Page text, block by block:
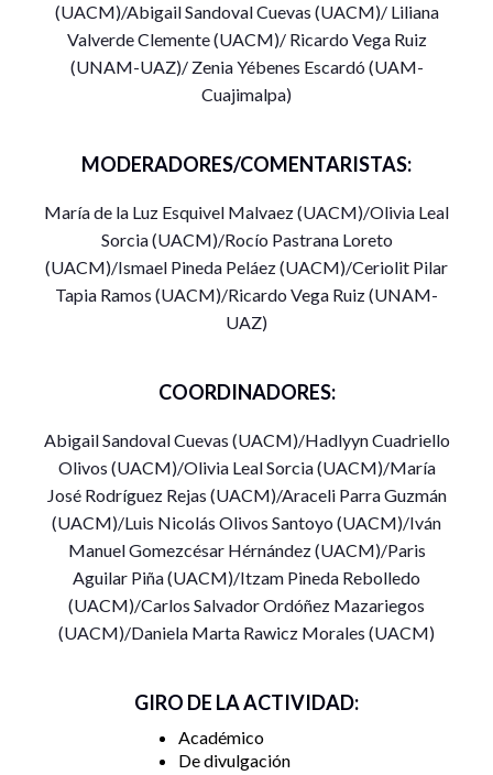
Moderadora:Ceriolit Pilar Tapia (UACM)
Relatora:María de la Luz Esquivel (UACM)
Segundo Conversatorio
En torno a la obraCaminos hacia la Socioantropología
Objetivo: Discutir los textos que integran el libro
(actualmente en proceso de dictaminación)Caminos hacia
, producto de discusiones colectivas y
Seminario Permanente de Socioantropología.
Cruce disciplinar y etnografía socioantropológica
Daniela Rawicz (UACM) – Alba Campos (FLACSO)
De los objetos de estudio socioantropológico a la
investigación de campo
Hadlyyn Cuadriello (UACM) – Carlos Bravo (UNAM)
Abigail Sandoval (UACM) – Luis Emmanuel Moreno (UAM-
(UACM)/Abigail Sandoval Cuevas (UACM)/ Liliana
Valverde Clemente (UACM)/ Ricardo Vega Ruiz
(UNAM-UAZ)/ Zenia Yébenes Escardó (UAM-
Cuajimalpa)
MODERADORES/COMENTARISTAS:
María de la Luz Esquivel Malvaez (UACM)/Olivia Leal
Sorcia (UACM)/Rocío Pastrana Loreto
(UACM)/Ismael Pineda Peláez (UACM)/Ceriolit Pilar
Tapia Ramos (UACM)/Ricardo Vega Ruiz (UNAM-
UAZ)
COORDINADORES:
Abigail Sandoval Cuevas (UACM)/Hadlyyn Cuadriello
Olivos (UACM)/Olivia Leal Sorcia (UACM)/María
José Rodríguez Rejas (UACM)/Araceli Parra Guzmán
(UACM)/Luis Nicolás Olivos Santoyo (UACM)/Iván
Manuel Gomezcésar Hérnández (UACM)/Paris
Aguilar Piña (UACM)/Itzam Pineda Rebolledo
(UACM)/Carlos Salvador Ordóñez Mazariegos
(UACM)/Daniela Marta Rawicz Morales (UACM)
GIRO DE LA ACTIVIDAD:
Académico
De divulgación